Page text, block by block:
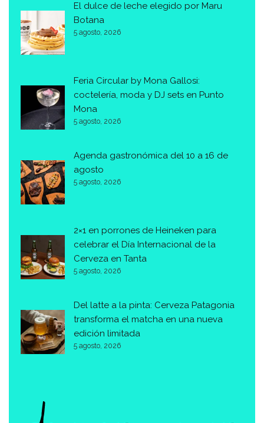
El dulce de leche elegido por Maru
Botana
5 agosto, 2026
Feria Circular by Mona Gallosi:
coctelería, moda y DJ sets en Punto
Mona
5 agosto, 2026
Agenda gastronómica del 10 a 16 de
agosto
5 agosto, 2026
2×1 en porrones de Heineken para
celebrar el Día Internacional de la
Cerveza en Tanta
5 agosto, 2026
Del latte a la pinta: Cerveza Patagonia
transforma el matcha en una nueva
edición limitada
5 agosto, 2026